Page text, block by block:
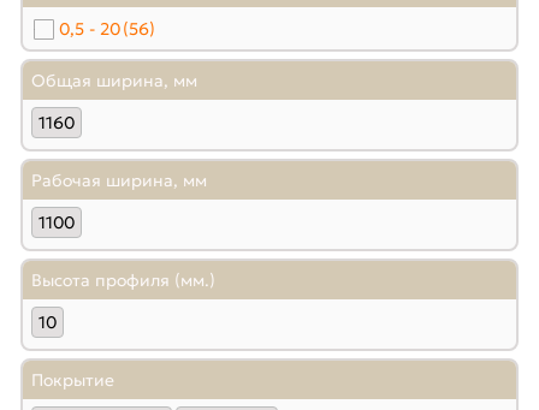
0,5 - 20(56)
Общая ширина, мм
1160
Рабочая ширина, мм
1100
Высота профиля (мм.)
10
Покрытие